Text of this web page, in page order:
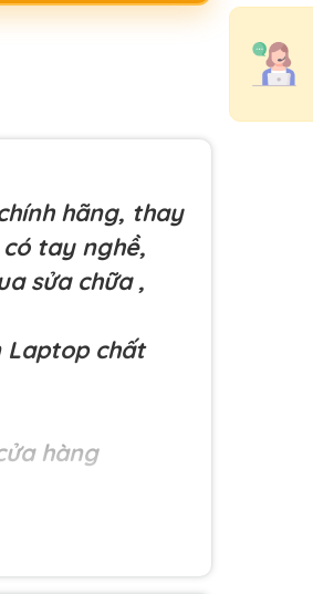
hãng, thay
tay nghề,
sửa chữa ,
Laptop chất
hàng